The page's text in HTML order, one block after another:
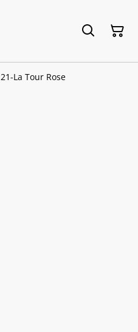
21-La Tour Rose